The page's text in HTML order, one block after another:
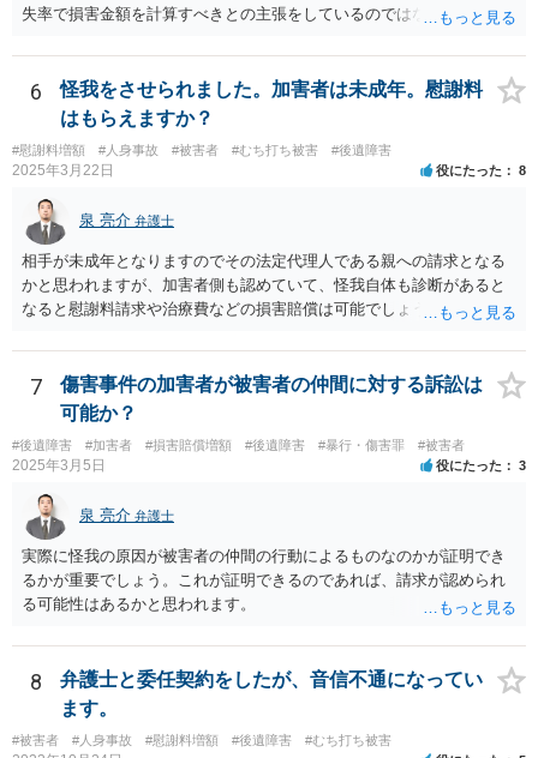
失率で損害金額を計算すべきとの主張をしているのではないでしょう
ので、弁護士を交代しても状況は変わらないでしょう。今の弁護士と
十分に打ち合わせをすることが重要だと思います。
6
怪我をさせられました。加害者は未成年。慰謝料
はもらえますか？
#慰謝料増額 #人身事故 #被害者 #むち打ち被害 #後遺障害
2025年3月22日 役にたった 8
泉 亮介 弁護士
相手が未成年となりますのでその法定代理人である親への請求となる
かと思われますが、加害者側も認めていて、怪我自体も診断があると
なると慰謝料請求や治療費などの損害賠償は可能でしょう。 整骨院へ
い場合が多いです。 また、保険会社から提案される金額は低めに出さ
れることも多いため、その交渉のために弁護士を入れるということも
考えられるかと思われます。
7
傷害事件の加害者が被害者の仲間に対する訴訟は
可能か？
#後遺障害 #加害者 #損害賠償増額 #後遺障害 #暴行・傷害罪 #被害者
2025年3月5日 役にたった 3
泉 亮介 弁護士
実際に怪我の原因が被害者の仲間の行動によるものなのかが証明でき
るかが重要でしょう。これが証明できるのであれば、請求が認められ
る可能性はあるかと思われます。
8
弁護士と委任契約をしたが、音信不通になってい
ます。
#被害者 #人身事故 #慰謝料増額 #後遺障害 #むち打ち被害